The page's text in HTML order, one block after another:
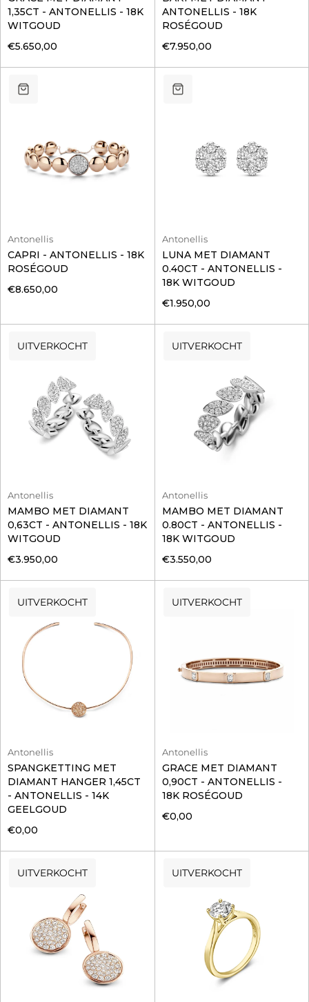
1,35CT - ANTONELLIS - 18K
WITGOUD
€5.650,00
ANTONELLIS - 18K
ROSÉGOUD
€7.950,00
Antonellis
CAPRI - ANTONELLIS - 18K
ROSÉGOUD
€8.650,00
Antonellis
LUNA MET DIAMANT
0.40CT - ANTONELLIS -
18K WITGOUD
€1.950,00
UITVERKOCHT
Antonellis
MAMBO MET DIAMANT
0,63CT - ANTONELLIS - 18K
WITGOUD
€3.950,00
UITVERKOCHT
Antonellis
MAMBO MET DIAMANT
0.80CT - ANTONELLIS -
18K WITGOUD
€3.550,00
UITVERKOCHT
Antonellis
SPANGKETTING MET
DIAMANT HANGER 1,45CT
- ANTONELLIS - 14K
GEELGOUD
€0,00
UITVERKOCHT
Antonellis
GRACE MET DIAMANT
0,90CT - ANTONELLIS -
18K ROSÉGOUD
€0,00
UITVERKOCHT UITVERKOCHT